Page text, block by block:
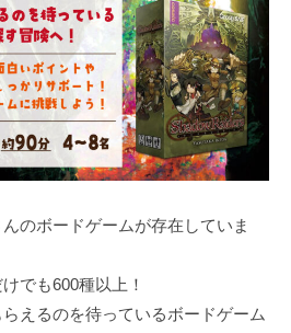
のボードゲームが存在していま
でも600種以上！
えるのを待っているボードゲーム